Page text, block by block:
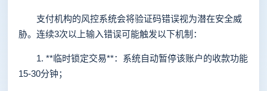
支付机构的风控系统会将验证码错误视为潜在安全威
胁。连续3次以上输入错误可能触发以下机制：
1. **临时锁定交易**：系统自动暂停该账户的收款功能
15-30分钟；